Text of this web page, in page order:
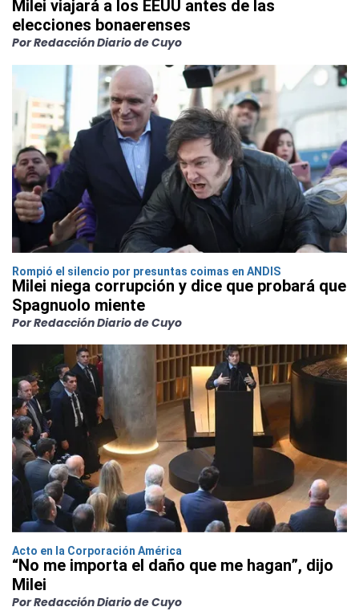
Milei viajará a los EEUU antes de las
elecciones bonaerenses
Por Redacción Diario de Cuyo
Rompió el silencio por presuntas coimas en ANDIS
Milei niega corrupción y dice que probará que
Spagnuolo miente
Por Redacción Diario de Cuyo
Acto en la Corporación América
“No me importa el daño que me hagan”, dijo
Milei
Por Redacción Diario de Cuyo